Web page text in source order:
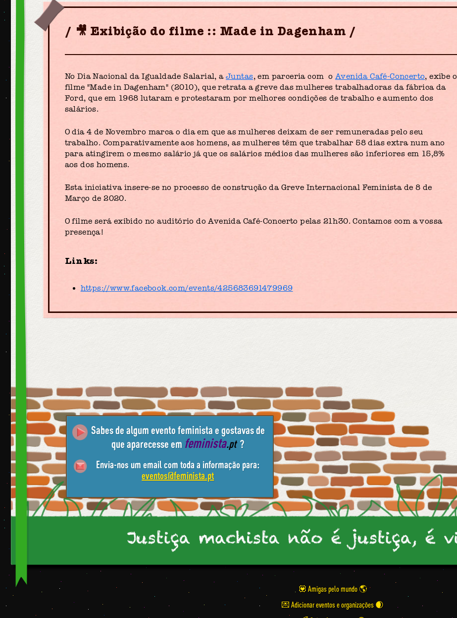
🎥 Exibição do filme :: Made in Dagenham
No Dia Nacional da Igualdade Salarial, aJuntas, em parceria com o Avenida Café-Concerto, exibe o
filme "Made in Dagenham" (2010), que retrata a greve das mulheres trabalhadoras da fábrica da
Ford, que em 1968 lutaram e protestaram por melhores condições de trabalho e aumento dos
salários.
O dia 4 de Novembro marca o dia em que as mulheres deixam de ser remuneradas pelo seu
trabalho. Comparativamente aos homens, as mulheres têm que trabalhar 58 dias extra num ano
para atingirem o mesmo salário já que os salários médios das mulheres são inferiores em 15,8%
aos dos homens.
Esta iniciativa insere-se no processo de construção da Greve Internacional Feminista de 8 de
Março de 2020.
O filme será exibido no auditório do Avenida Café-Concerto pelas 21h30. Contamos com a vossa
presença!
Links:
https://www.facebook.com/events/425683691479969
Sabes de algum evento feminista e gostavas de
que aparecesse em feminista.pt ?
Envia-nos um email com toda a informação para:
eventos@feminista.pt
💟 Amigas pelo mundo
💌 Adicionar eventos e organizações